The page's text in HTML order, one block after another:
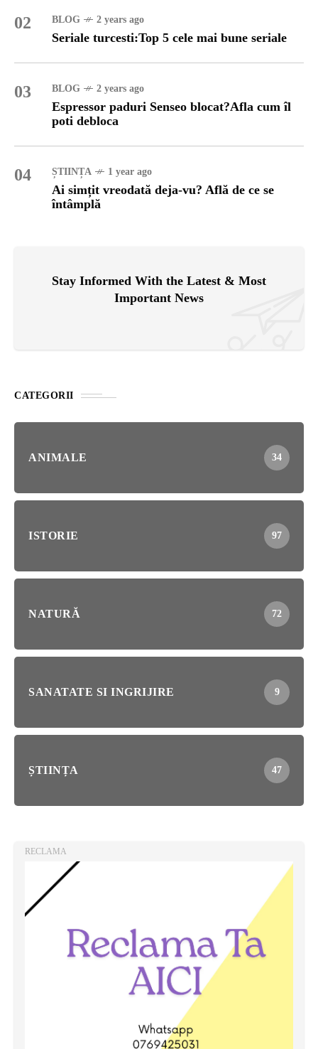
02 BLOG 2 years ago
Seriale turcesti:Top 5 cele mai bune seriale
03 BLOG 2 years ago
Espressor paduri Senseo blocat?Afla cum îl
poti debloca
04 ȘTIINȚA 1 year ago
Ai simțit vreodată deja-vu? Află de ce se
întâmplă
Stay Informed With the Latest & Most
Important News
CATEGORII
ANIMALE 34
ISTORIE 97
NATURĂ 72
SANATATE SI INGRIJIRE 9
ȘTIINȚA 47
RECLAMA